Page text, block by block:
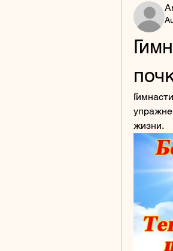
жизни.